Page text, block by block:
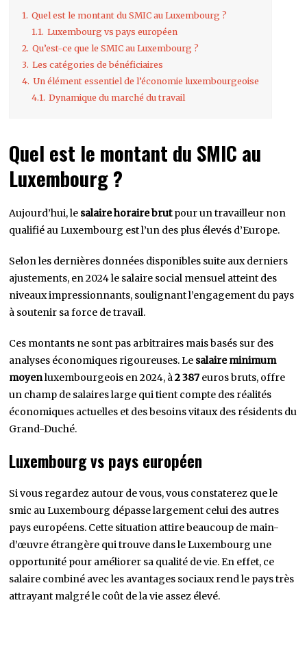
1. Quel est le montant du SMIC au Luxembourg ?
1.1. Luxembourg vs pays européen
2. Qu’est-ce que le SMIC au Luxembourg ?
3. Les catégories de bénéficiaires
4. Un élément essentiel de l’économie luxembourgeoise
4.1. Dynamique du marché du travail
Quel est le montant du SMIC au
Luxembourg ?
Aujourd’hui, le salaire horaire brutpour un travailleur non
qualifié au Luxembourg est l’un des plus élevés d’Europe.
Selon les dernières données disponibles suite aux derniers
ajustements, en 2024 le salaire social mensuel atteint des
niveaux impressionnants, soulignant l’engagement du pays
à soutenir sa force de travail.
Ces montants ne sont pas arbitraires mais basés sur des
analyses économiques rigoureuses. Le salaire minimum
moyenluxembourgeois en 2024, à2 387 euros bruts, offre
un champ de salaires large qui tient compte des réalités
économiques actuelles et des besoins vitaux des résidents du
Grand-Duché.
Luxembourg vs pays européen
Si vous regardez autour de vous, vous constaterez que le
smic au Luxembourg dépasse largement celui des autres
pays européens. Cette situation attire beaucoup de main-
d’œuvre étrangère qui trouve dans le Luxembourg une
opportunité pour améliorer sa qualité de vie. En effet, ce
salaire combiné avec les avantages sociaux rend le pays très
attrayant malgré le coût de la vie assez élevé.